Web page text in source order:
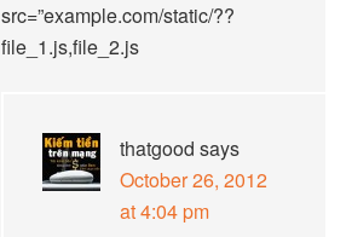
src=”example.com/static/??
file_1.js,file_2.js
thatgood says
October 26, 2012
at 4:04 pm